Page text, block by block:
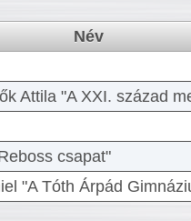
Név
Attila "A XXI. század
csapat"
"A Tóth Árpád